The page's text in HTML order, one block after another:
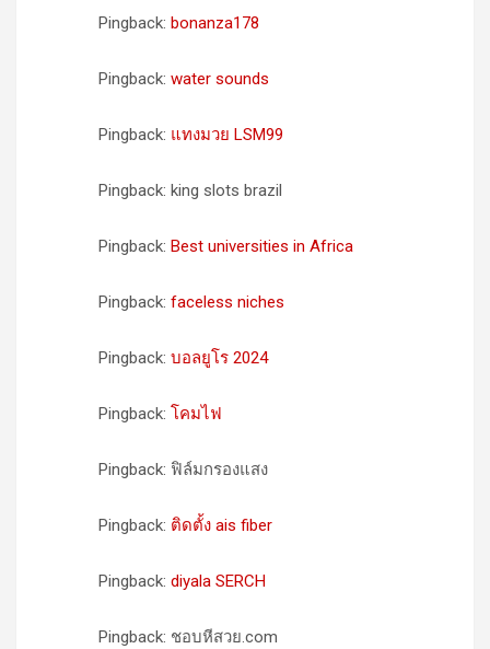
Pingback: bonanza178
Pingback: water sounds
Pingback: แทงมวย LSM99
Pingback: king slots brazil
Pingback: Best universities in Africa
Pingback: faceless niches
Pingback: บอลยูโร 2024
Pingback: โคมไฟ
Pingback: ฟิล์มกรองแสง
Pingback: ติดตั้ง ais fiber
Pingback: diyala SERCH
Pingback: ชอบหีสวย.com